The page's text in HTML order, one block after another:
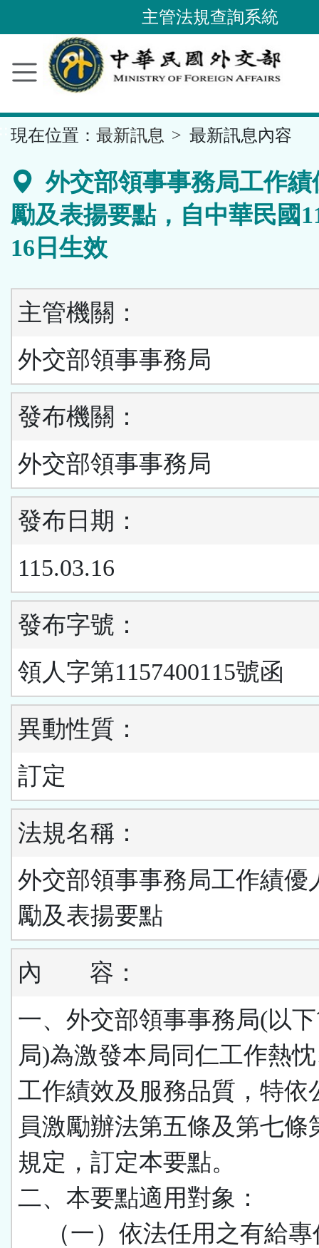
內
容
主管法規查詢系統
現在位置： 最新訊息 最新訊息內容
外交部領事事務局工作績
勵及表揚要點，自中華民國
16日生效
主管機關：
外交部領事事務局
發布機關：
外交部領事事務局
發布日期：
115.03.16
發布字號：
領人字第1157400115號函
異動性質：
訂定
法規名稱：
外交部領事事務局工作績優
勵及表揚要點
內 容：
一、外交部領事事務局(以
局)為激發本局同仁工作熱
工作績效及服務品質，特依
員激勵辦法第五條及第七條
規定，訂定本要點。
二、本要點適用對象：
（一）依法任用之有給